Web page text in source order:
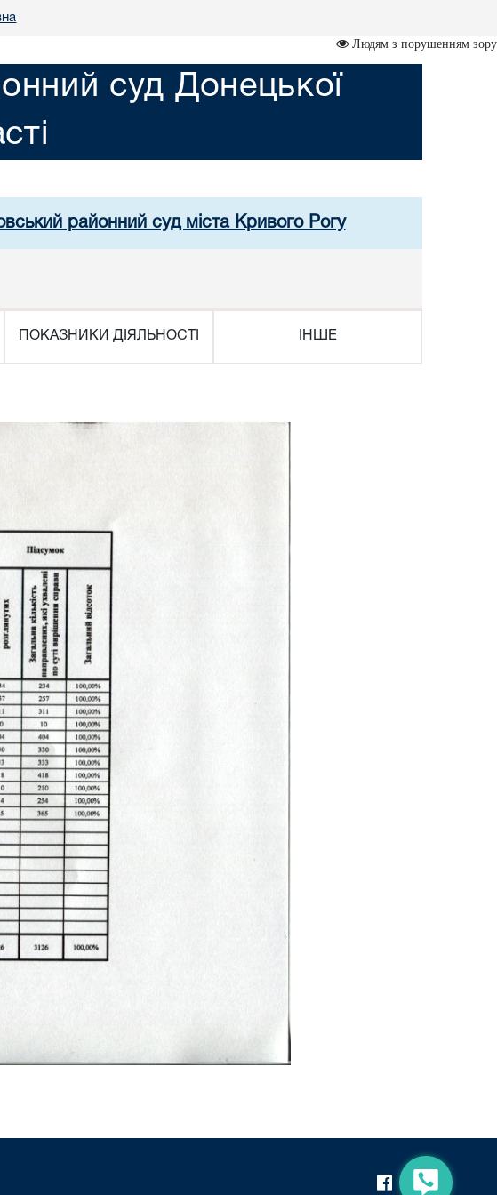
Людям з порушенням зору
суд Донецької
районний суд міста Кривого Рогу
ПОКАЗНИКИ ДІЯЛЬНОСТІ ІНШЕ